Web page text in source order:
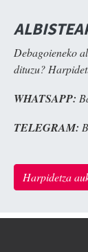
Debagoieneko
dituzu?
WHATSAPP:
TELEGRAM:
Harpidetza